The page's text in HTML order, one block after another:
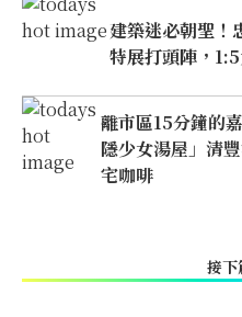
建築迷必朝聖！
特展打頭陣，
離市區15分鐘的
隱少女湯屋」清
宅咖啡
接下